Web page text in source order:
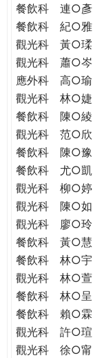
民。
WAGOR
TODAY
THE
WORLD
TOMORROW
PUTTING
YOU
ON
THE
PATH
GLOBAL
CITIZENSHIP
餐飲科
連○彥
餐飲科
紀○雅
觀光科
黃○瑈
觀光科
蕭○岑
應外科
高○瑜
觀光科
林○婕
餐飲科
陳○綾
觀光科
范○欣
餐飲科
陳○豫
餐飲科
尤○凱
觀光科
柳○婷
觀光科
陳○如
觀光科
廖○玲
餐飲科
黃○慧
餐飲科
林○宇
觀光科
林○萱
餐飲科
林○呈
餐飲科
賴○霖
觀光科
許○瑄
觀光科
徐○甯